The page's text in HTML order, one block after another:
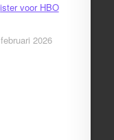
voor HBO
2026